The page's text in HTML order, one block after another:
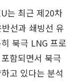
는 최근 제20차
선과 쇄빙선 유
북극 LNG 프로
함되면서 북극
고 있다는 분석